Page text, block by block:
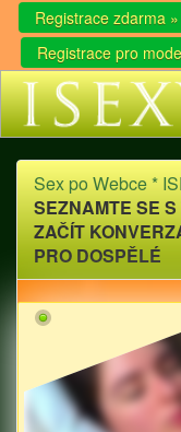
Registrace zdarma »
Registrace pro
Sex po Webce *
SEZNAMTE SE
ZAČÍT
PRO DOSPĚLÉ